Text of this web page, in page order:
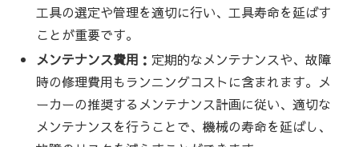
工具の選定や管理を適切に行い、工具寿命を延ばす
ことが重要です。
メンテナンス費用：定期的なメンテナンスや、故障
時の修理費用もランニングコストに含まれます。メ
ーカーの推奨するメンテナンス計画に従い、適切な
メンテナンスを行うことで、機械の寿命を延ばし、